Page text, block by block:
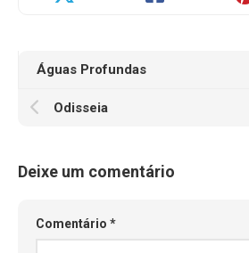
Águas Profundas
Odisseia
Deixe um comentário
Comentário *